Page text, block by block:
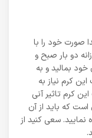
صورت خود را با
دو بار صبح و
بمالید و به
کرم نیاز به
کرم تاثیر آنی
است که باید از آن
سعی کنید از